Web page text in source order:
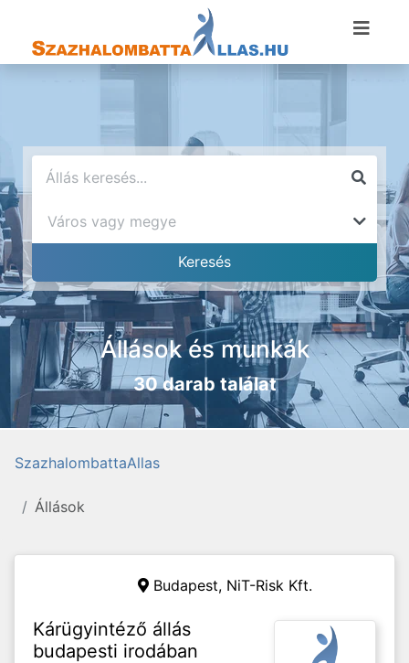
Állások és munkák
30 darab találat
SzazhalombattaAllas
Állások
Budapest, NiT-Risk Kft.
Kárügyintéző állás
budapesti irodában